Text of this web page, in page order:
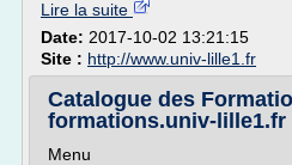
Lire la suite
Date: 2017-10-02 13:21:15
Site : http://www.univ-lille1.fr
Catalogue des
formations.univ-lille1.fr
Menu